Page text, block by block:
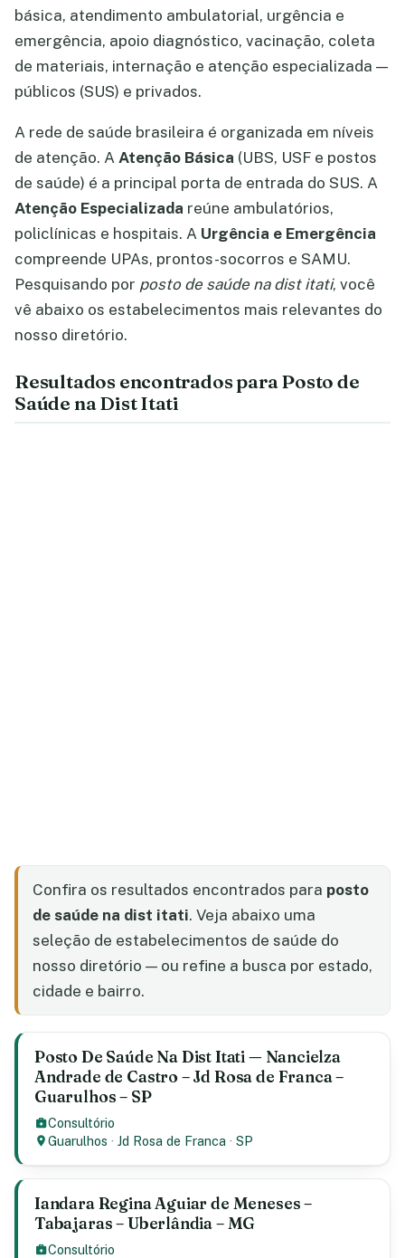
básica, atendimento ambulatorial, urgência e
emergência, apoio diagnóstico, vacinação, coleta
de materiais, internação e atenção especializada —
públicos (SUS) e privados.
A rede de saúde brasileira é organizada em níveis
de atenção. A Atenção Básica (UBS, USF e postos
de saúde) é a principal porta de entrada do SUS. A
Atenção Especializada reúne ambulatórios,
policlínicas e hospitais. A Urgência e Emergência
compreende UPAs, prontos-socorros e SAMU.
Pesquisando por posto de saúde na dist itati, você
vê abaixo os estabelecimentos mais relevantes do
nosso diretório.
Resultados encontrados para Posto de
Saúde na Dist Itati
Confira os resultados encontrados para posto
de saúde na dist itati. Veja abaixo uma
seleção de estabelecimentos de saúde do
nosso diretório — ou refine a busca por estado,
cidade e bairro.
Posto De Saúde Na Dist Itati — Nancielza
Andrade de Castro – Jd Rosa de Franca –
Guarulhos – SP
Consultório
Guarulhos ·Jd Rosa de Franca ·SP
Iandara Regina Aguiar de Meneses –
Tabajaras – Uberlândia – MG
Consultório